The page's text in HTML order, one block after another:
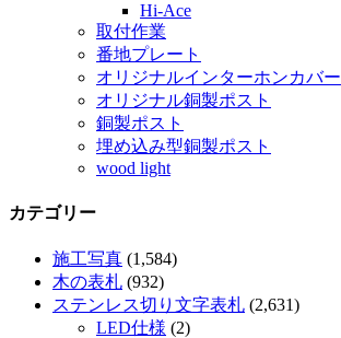
Hi-Ace
取付作業
番地プレート
オリジナルインターホンカバー
オリジナル銅製ポスト
銅製ポスト
埋め込み型銅製ポスト
wood light
カテゴリー
施工写真 (1,584)
木の表札 (932)
ステンレス切り文字表札 (2,631)
LED仕様 (2)